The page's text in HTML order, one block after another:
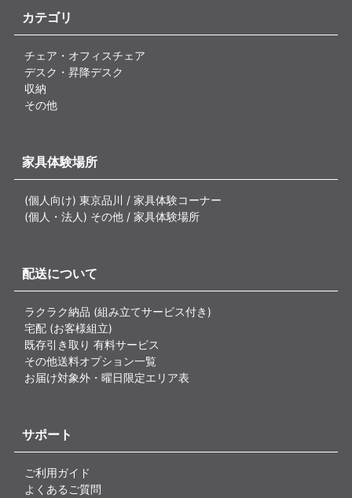
カテゴリ
チェア・オフィスチェア
デスク・昇降デスク
収納
その他
家具体験場所
(個人向け) 東京品川 / 家具体験コーナー
(個人・法人) その他 / 家具体験場所
配送について
ラクラク納品 (組み立てサービス付き)
宅配 (お客様組立)
既存引き取り 有料サービス
その他送料オプション一覧
お届け対象外・曜日限定エリア表
サポート
ご利用ガイド
よくあるご質問